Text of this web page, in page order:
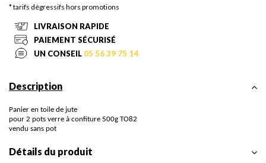
* tarifs dégressifs hors promotions
LIVRAISON RAPIDE
PAIEMENT SÉCURISÉ
UN CONSEIL 05 56 39 75 14
Description
Panier en toile de jute
pour 2 pots verre à confiture 500g TO82
vendu sans pot
Détails du produit